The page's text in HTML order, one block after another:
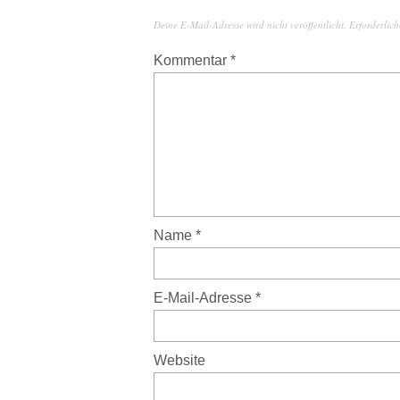
Deine E-Mail-Adresse wird nicht veröffentlicht.
Kommentar *
Name *
E-Mail-Adresse *
Website